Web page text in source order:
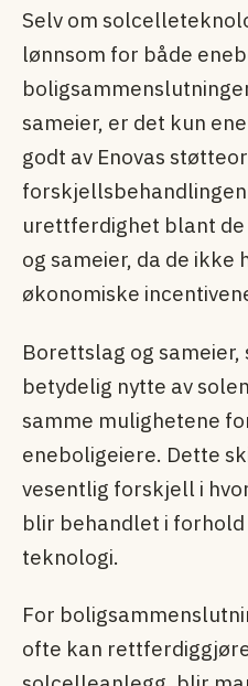
Selv om
lønnsom for både
sameier, er det kun
godt av Enovas
urettferdighet blant
og sameier, da de ikke
økonomiske
Borettslag og
betydelig nytte av
samme mulighetene
eneboligeiere. Dette
vesentlig forskjell i
blir behandlet i
teknologi.
For
ofte kan